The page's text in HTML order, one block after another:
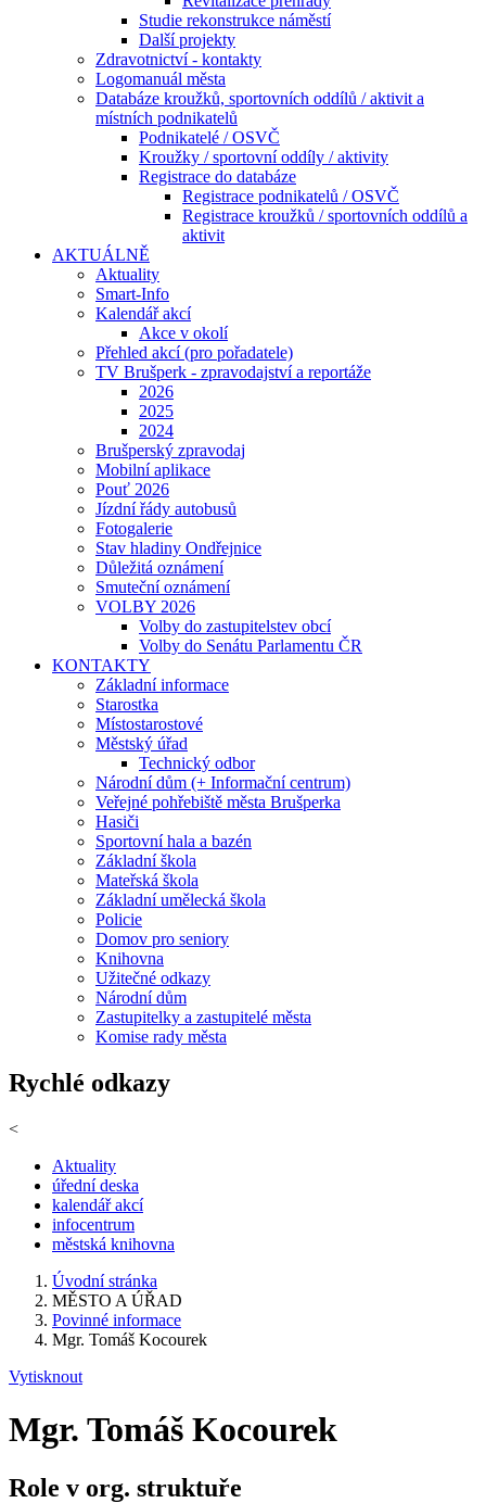
Studie rekonstrukce náměstí
Další projekty
Zdravotnictví - kontakty
Logomanuál města
Databáze kroužků, sportovních oddílů / aktivit a
místních podnikatelů
Podnikatelé / OSVČ
Kroužky / sportovní oddíly / aktivity
Registrace do databáze
Registrace podnikatelů / OSVČ
Registrace kroužků / sportovních oddílů a
aktivit
AKTUÁLNĚ
Aktuality
Smart-Info
Kalendář akcí
Akce v okolí
Přehled akcí (pro pořadatele)
TV Brušperk - zpravodajství a reportáže
2026
2025
2024
Brušperský zpravodaj
Mobilní aplikace
Pouť 2026
Jízdní řády autobusů
Fotogalerie
Stav hladiny Ondřejnice
Důležitá oznámení
Smuteční oznámení
VOLBY 2026
Volby do zastupitelstev obcí
Volby do Senátu Parlamentu ČR
KONTAKTY
Základní informace
Starostka
Místostarostové
Městský úřad
Technický odbor
Národní dům (+ Informační centrum)
Veřejné pohřebiště města Brušperka
Hasiči
Sportovní hala a bazén
Základní škola
Mateřská škola
Základní umělecká škola
Policie
Domov pro seniory
Knihovna
Užitečné odkazy
Národní dům
Zastupitelky a zastupitelé města
Komise rady města
Rychlé odkazy
<
Aktuality
úřední deska
kalendář akcí
infocentrum
městská knihovna
Úvodní stránka
MĚSTO A ÚŘAD
Povinné informace
Mgr. Tomáš Kocourek
Vytisknout
Mgr. Tomáš Kocourek
Role v org. struktuře